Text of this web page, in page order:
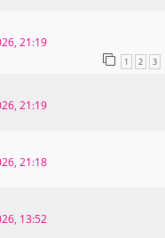
21:19
1 2 3
21:19
21:18
13:52